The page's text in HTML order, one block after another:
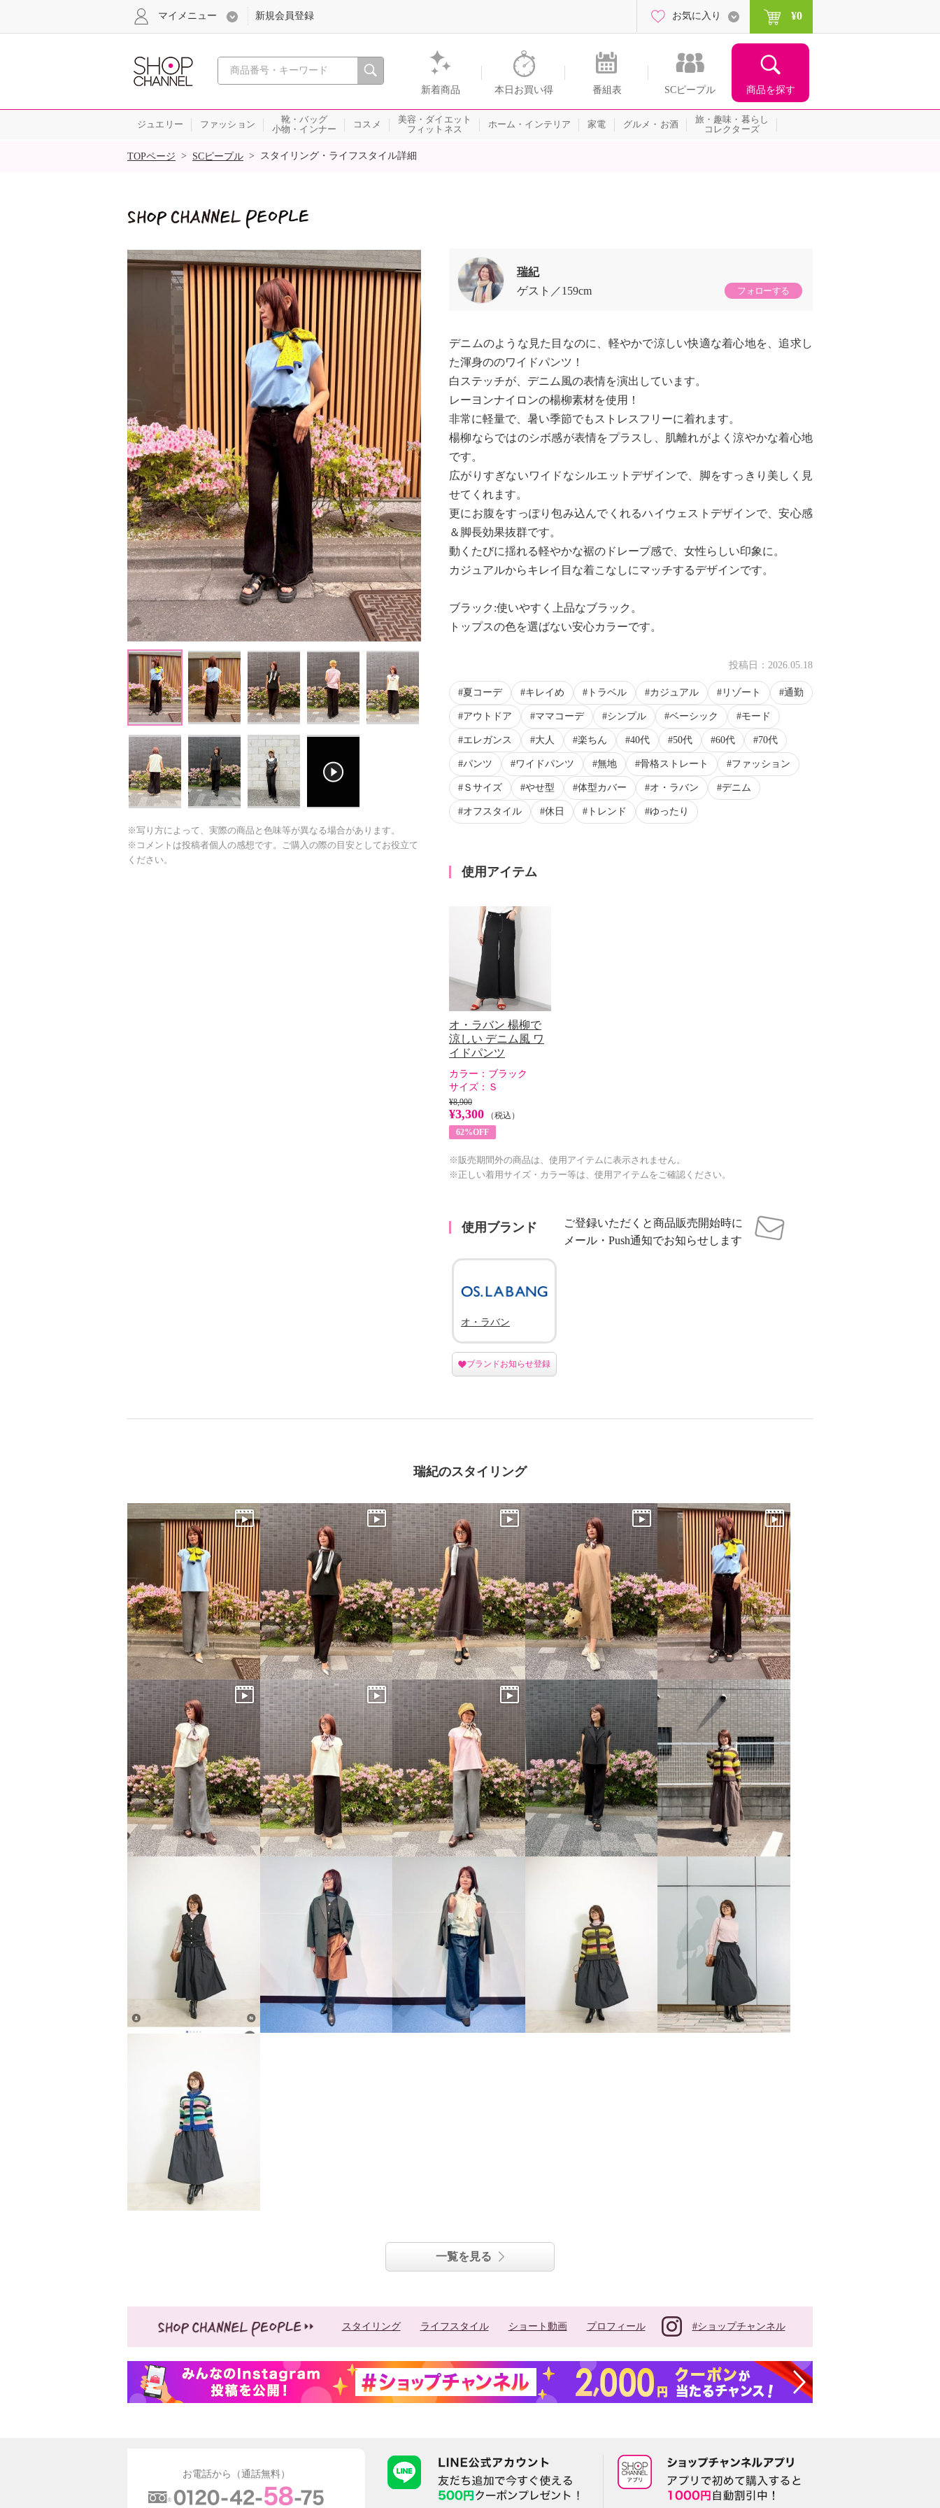
心おどる、瞬間を。通販・テレビショッピングのショップチャンネル
新着商品 本日お買い得 番組表 SCピープル 商品を探す
マイメニュー 新規会員登録 お気に入り ¥0
ジュエリー ファッション
靴・バッグ
小物・インナー
コスメ
美容・ダイエット
フィットネス
ホーム・インテリア 家電 グルメ・お酒
旅・趣味・暮らし
コレクターズ
SALE
TOPページ > SCピープル > スタイリング・ライフスタイル詳細
Next
※写り方によって、実際の商品と色味等が異なる場合があります。
※コメントは投稿者個人の感想です。ご購入の際の目安としてお役立て
ください。
瑞紀
ゲスト
159cm フォローする
デニムのような見た目なのに、軽やかで涼しい快適な着心地を、追求し
た渾身ののワイドパンツ！
白ステッチが、デニム風の表情を演出しています。
レーヨンナイロンの楊柳素材を使用！
非常に軽量で、暑い季節でもストレスフリーに着れます。
楊柳ならではのシボ感が表情をプラスし、肌離れがよく涼やかな着心地
です。
広がりすぎないワイドなシルエットデザインで、脚をすっきり美しく見
せてくれます。
更にお腹をすっぽり包み込んでくれるハイウェストデザインで、安心感
＆脚長効果抜群です。
動くたびに揺れる軽やかな裾のドレープ感で、女性らしい印象に。
カジュアルからキレイ目な着こなしにマッチするデザインです。
ブラック:使いやすく上品なブラック。
トップスの色を選ばない安心カラーです。
投稿日： 2026.05.18
夏コーデ キレイめ トラベル カジュアル リゾート 通勤
アウトドア ママコーデ シンプル ベーシック モード
エレガンス 大人 楽ちん 40代 50代 60代 70代
パンツ ワイドパンツ 無地 骨格ストレート ファッション
Ｓサイズ やせ型 体型カバー オ・ラバン デニム
オフスタイル 休日 トレンド ゆったり
使用アイテム
オ・ラバン 楊柳で
涼しい デニム風 ワ
イドパンツ
カラー： ブラック
サイズ： Ｓ
¥8,900
¥3,300
（税込）
62%OFF
※販売期間外の商品は、使用アイテムに表示されません。
※正しい着用サイズ・カラー等は、使用アイテムをご確認ください。
使用ブランド
ご登録いただくと商品販売開始時に
メール・Push通知でお知らせします
オ・ラバン
ブランドお知らせ登録
瑞紀のスタイリング
一覧を見る
スタイリング ライフスタイル ショート動画 プロフィール #ショップチャンネル
お電話から（通話無料）